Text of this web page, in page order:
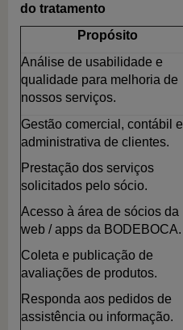
do tratamento
Propósito
Análise de usabilidade e
qualidade para melhoria de
nossos serviços.
Gestão comercial, contábil e
administrativa de clientes.
Prestação dos serviços
solicitados pelo sócio.
Acesso à área de sócios da
web / apps da BODEBOCA.
Coleta e publicação de
avaliações de produtos.
Responda aos pedidos de
assistência ou informação.